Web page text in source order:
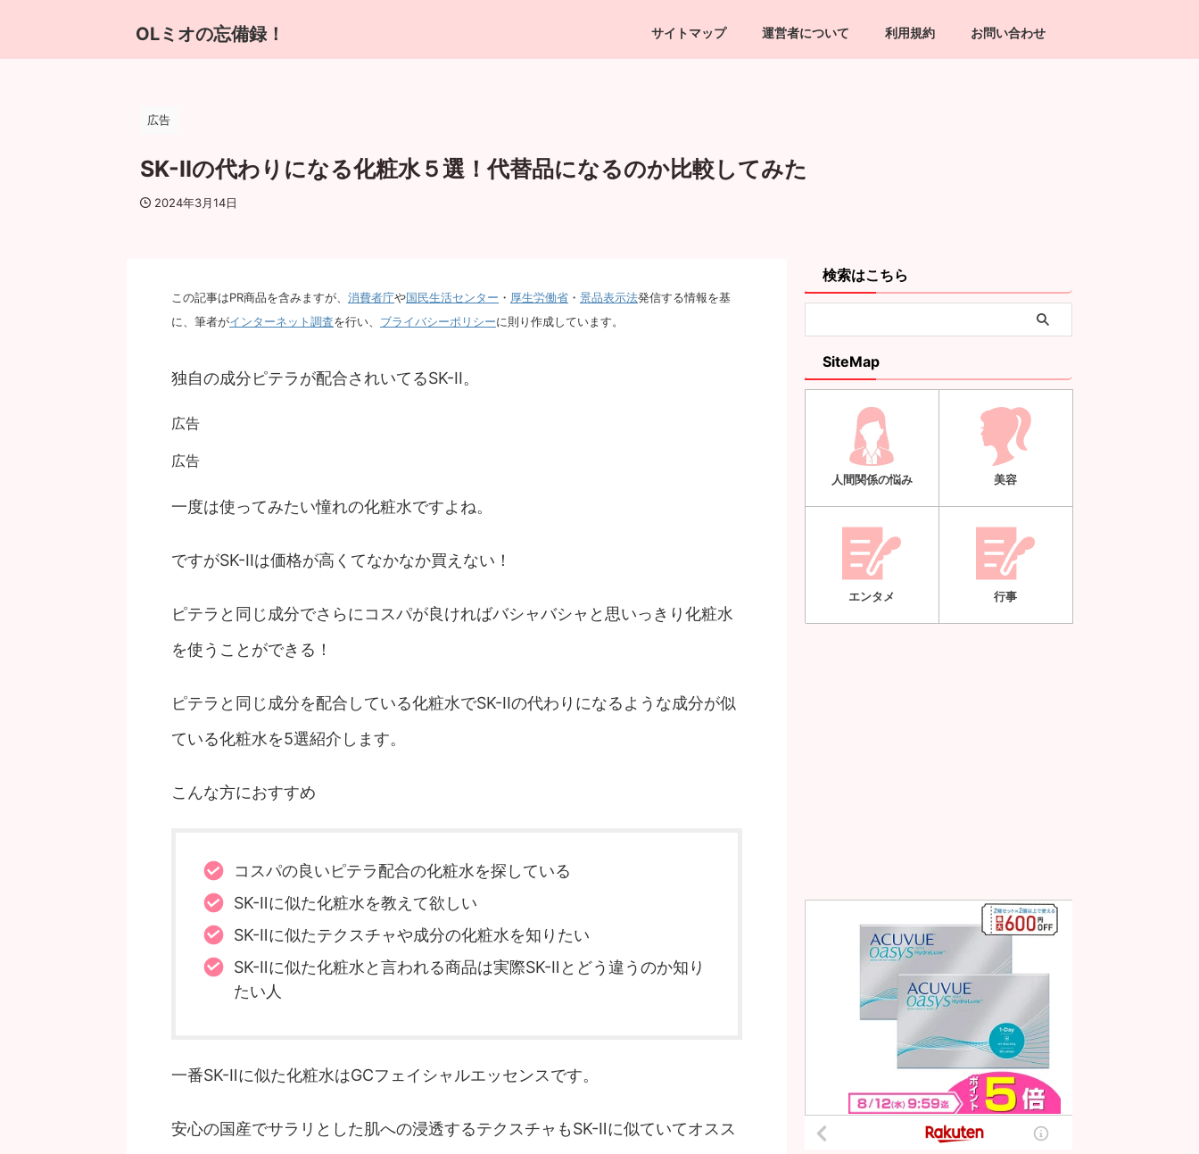
OLミオの忘備録！ サイトマップ 運営者について 利用規約 お問い合わせ
広告
SK-Ⅱの代わりになる化粧水５選！代替品になるのか比較してみた
2024年3月14日
この記事はPR商品を含みますが、 消費者庁や国民生活センター ・ 厚生労働省 ・ 景品表示法発信する情報を基
に、筆者がインターネット調査を行い、 ブライバシーポリシーに則り作成しています。
独自の成分ピテラが配合されいてるSK-II。
広告
広告
一度は使ってみたい憧れの化粧水ですよね。
ですがSK-IIは価格が高くてなかなか買えない！
ピテラと同じ成分でさらにコスパが良ければバシャバシャと思いっきり化粧水
を使うことができる！
ピテラと同じ成分を配合している化粧水でSK-IIの代わりになるような成分が似
ている化粧水を5選紹介します。
こんな方におすすめ
コスパの良いピテラ配合の化粧水を探している
SK-Ⅱに似た化粧水を教えて欲しい
SK-Ⅱに似たテクスチャや成分の化粧水を知りたい
SK-Ⅱに似た化粧水と言われる商品は実際SK-Ⅱとどう違うのか知り
たい人
一番SK-Ⅱに似た化粧水はGCフェイシャルエッセンスです。
安心の国産でサラリとした肌への浸透するテクスチャもSK-Ⅱに似ていてオスス
検索はこちら
SiteMap
人間関係の悩み 美容
エンタメ 行事